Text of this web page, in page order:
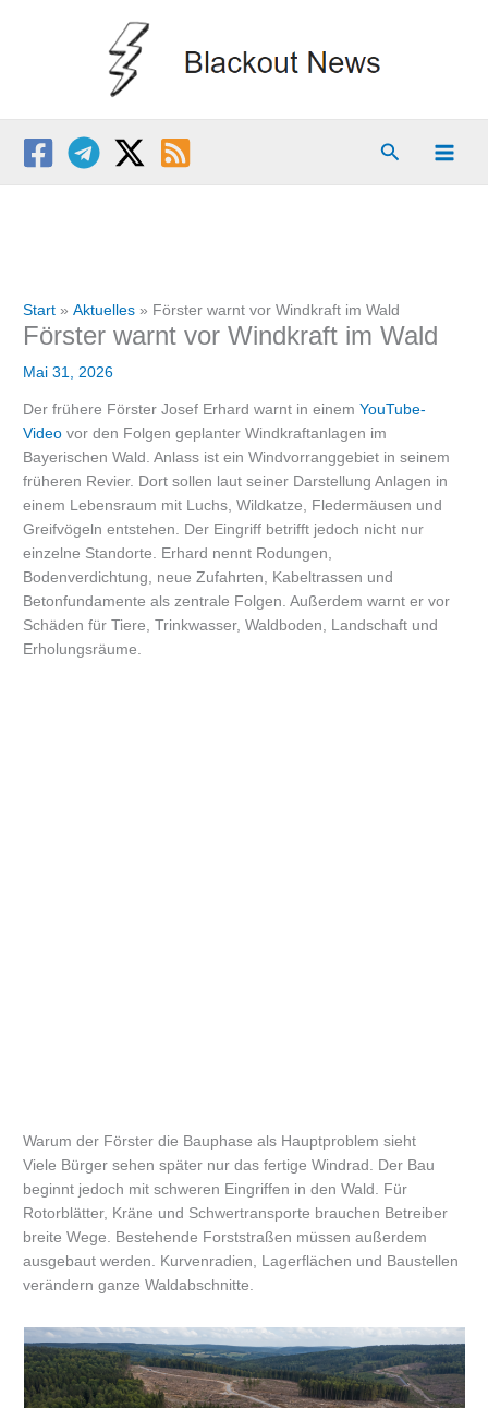
Suchen
Start Aktuelles Förster warnt vor Windkraft im Wald
Förster warnt vor Windkraft im Wald
Mai 31, 2026
Der frühere Förster Josef Erhard warnt in einemYouTube-
Video vor den Folgen geplanter Windkraftanlagen im
Bayerischen Wald. Anlass ist ein Windvorranggebiet in seinem
früheren Revier. Dort sollen laut seiner Darstellung Anlagen in
einem Lebensraum mit Luchs, Wildkatze, Fledermäusen und
Greifvögeln entstehen. Der Eingriff betrifft jedoch nicht nur
einzelne Standorte. Erhard nennt Rodungen,
Bodenverdichtung, neue Zufahrten, Kabeltrassen und
Betonfundamente als zentrale Folgen. Außerdem warnt er vor
Schäden für Tiere, Trinkwasser, Waldboden, Landschaft und
Erholungsräume.
Warum der Förster die Bauphase als Hauptproblem sieht
Viele Bürger sehen später nur das fertige Windrad. Der Bau
beginnt jedoch mit schweren Eingriffen in den Wald. Für
Rotorblätter, Kräne und Schwertransporte brauchen Betreiber
breite Wege. Bestehende Forststraßen müssen außerdem
ausgebaut werden. Kurvenradien, Lagerflächen und Baustellen
verändern ganze Waldabschnitte.